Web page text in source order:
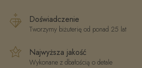
Doświadczenie
Tworzymy biżuterię od ponad 25 lat
Najwyższa jakość
Wykonane z dbałością o detale